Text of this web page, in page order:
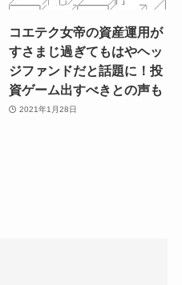
コエテク女帝の資産運用が
すさまじ過ぎてもはやヘッ
ジファンドだと話題に！投
資ゲーム出すべきとの声も
2021年1月28日